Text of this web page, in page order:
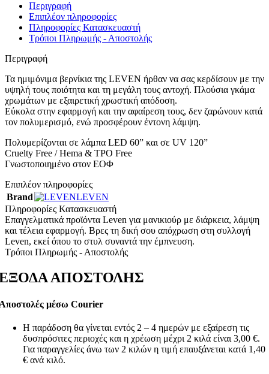
Περιγραφή
Επιπλέον πληροφορίες
Πληροφορίες Κατασκευαστή
Τρόποι Πληρωμής - Αποστολής
Περιγραφή
Τα ημιμόνιμα βερνίκια της LEVEN ήρθαν να σας κερδίσουν με την
υψηλή τους ποιότητα και τη μεγάλη τους αντοχή. Πλούσια γκάμα
χρωμάτων με εξαιρετική χρωστική απόδοση.
Εύκολα στην εφαρμογή και την αφαίρεση τους, δεν ζαρώνουν κατά
τον πολυμερισμό, ενώ προσφέρουν έντονη λάμψη.
Πολυμερίζονται σε λάμπα LED 60” και σε UV 120”
Cruelty Free / Hema & TPO Free
Γνωστοποιημένο στον ΕΟΦ
Επιπλέον πληροφορίες
Brand
LEVEN
Πληροφορίες Κατασκευαστή
Επαγγελματικά προϊόντα Leven για μανικιούρ με διάρκεια, λάμψη
και τέλεια εφαρμογή. Βρες τη δική σου απόχρωση στη συλλογή
Leven, εκεί όπου το στυλ συναντά την έμπνευση.
Τρόποι Πληρωμής - Αποστολής
ΑΠΟΣΤΟΛΗΣ
μέσω Courier
Η παράδοση θα γίνεται εντός 2 – 4 ημερών με εξαίρεση τις
δυσπρόσιτες περιοχές και η χρέωση μέχρι 2 κιλά είναι 3,00 €.
Για παραγγελίες άνω των 2 κιλών η τιμή επαυξάνεται κατά 1,40
€ ανά κιλό.